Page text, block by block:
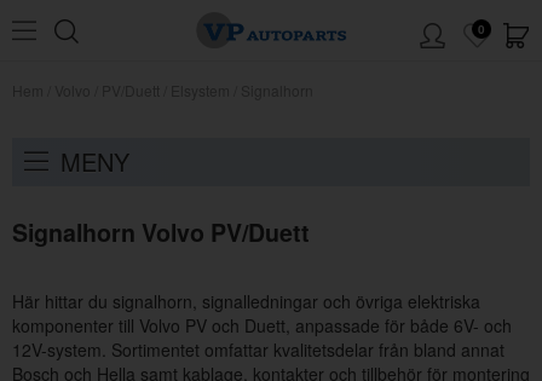
0
MENY
Signalhorn Volvo PV/Duett
Här hittar du signalhorn, signalledningar och övriga elektriska
komponenter till Volvo PV och Duett, anpassade för både 6V- och
12V-system. Sortimentet omfattar kvalitetsdelar från bland annat
Bosch och Hella samt kablage, kontakter och tillbehör för montering